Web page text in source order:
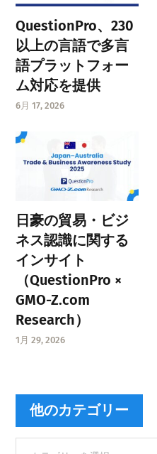
QuestionPro、230
以上の言語で多言
語プラットフォー
ム対応を提供
6月 17, 2026
日豪の貿易・ビジ
ネス認識に関する
インサイト
（QuestionPro ×
GMO-Z.com
Research）
1月 29, 2026
他のカテゴリー